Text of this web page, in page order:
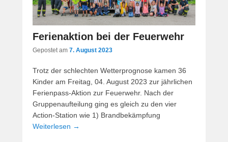
Ferienaktion bei der Feuerwehr
Gepostet am 7. August 2023
Trotz der schlechten Wetterprognose kamen 36
Kinder am Freitag, 04. August 2023 zur jährlichen
Ferienpass-Aktion zur Feuerwehr. Nach der
Gruppenaufteilung ging es gleich zu den vier
Action-Station wie 1) Brandbekämpfung
Weiterlesen →